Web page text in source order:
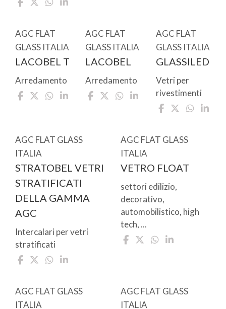
AGC FLAT
GLASS ITALIA
LACOBEL T
Arredamento
AGC FLAT
GLASS ITALIA
LACOBEL
Arredamento
AGC FLAT
GLASS ITALIA
GLASSILED
Vetri per
rivestimenti
AGC FLAT GLASS
ITALIA
STRATOBEL VETRI
STRATIFICATI
DELLA GAMMA
AGC
Intercalari per vetri
stratificati
AGC FLAT GLASS
ITALIA
VETRO FLOAT
settori edilizio,
decorativo,
automobilistico, high
tech, ...
AGC FLAT GLASS
ITALIA
AGC FLAT GLASS
ITALIA